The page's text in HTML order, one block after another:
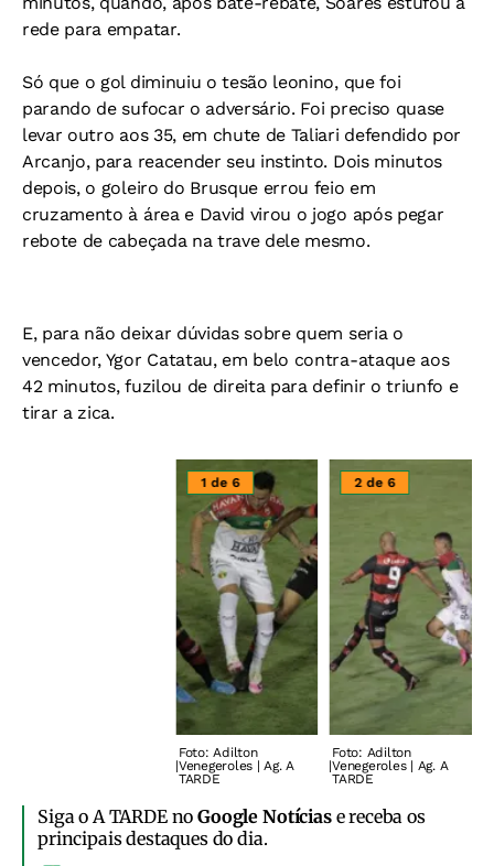
rede para empatar.
Só que o gol diminuiu o tesão leonino, que foi
parando de sufocar o adversário. Foi preciso quase
levar outro aos 35, em chute de Taliari defendido por
Arcanjo, para reacender seu instinto. Dois minutos
depois, o goleiro do Brusque errou feio em
cruzamento à área e David virou o jogo após pegar
rebote de cabeçada na trave dele mesmo.
E, para não deixar dúvidas sobre quem seria o
vencedor, Ygor Catatau, em belo contra-ataque aos
42 minutos, fuzilou de direita para definir o triunfo e
tirar a zica.
1 de 6
|
Foto: Adilton
Venegeroles | Ag. A
TARDE
2 de 6
|
Foto: Adilton
Venegeroles | Ag. A
TARDE
Siga o A TARDE noGoogle Notíciase receba os
principais destaques do dia.